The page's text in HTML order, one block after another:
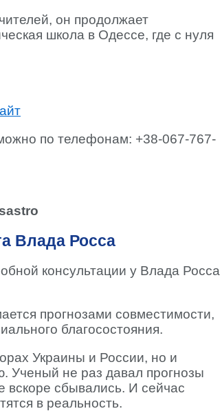
он продолжает
школа в Одессе, где с нуля
по телефонам: +38-067-767-
Влада Росса
консультации у Влада Росса
прогнозами совместимости,
благосостояния.
Украины и России, но и
Ученый не раз давал прогнозы
сбывались. И сейчас
в реальность.